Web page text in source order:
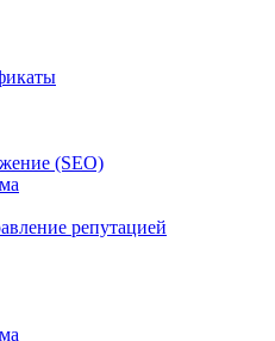
(SEO)
репутацией